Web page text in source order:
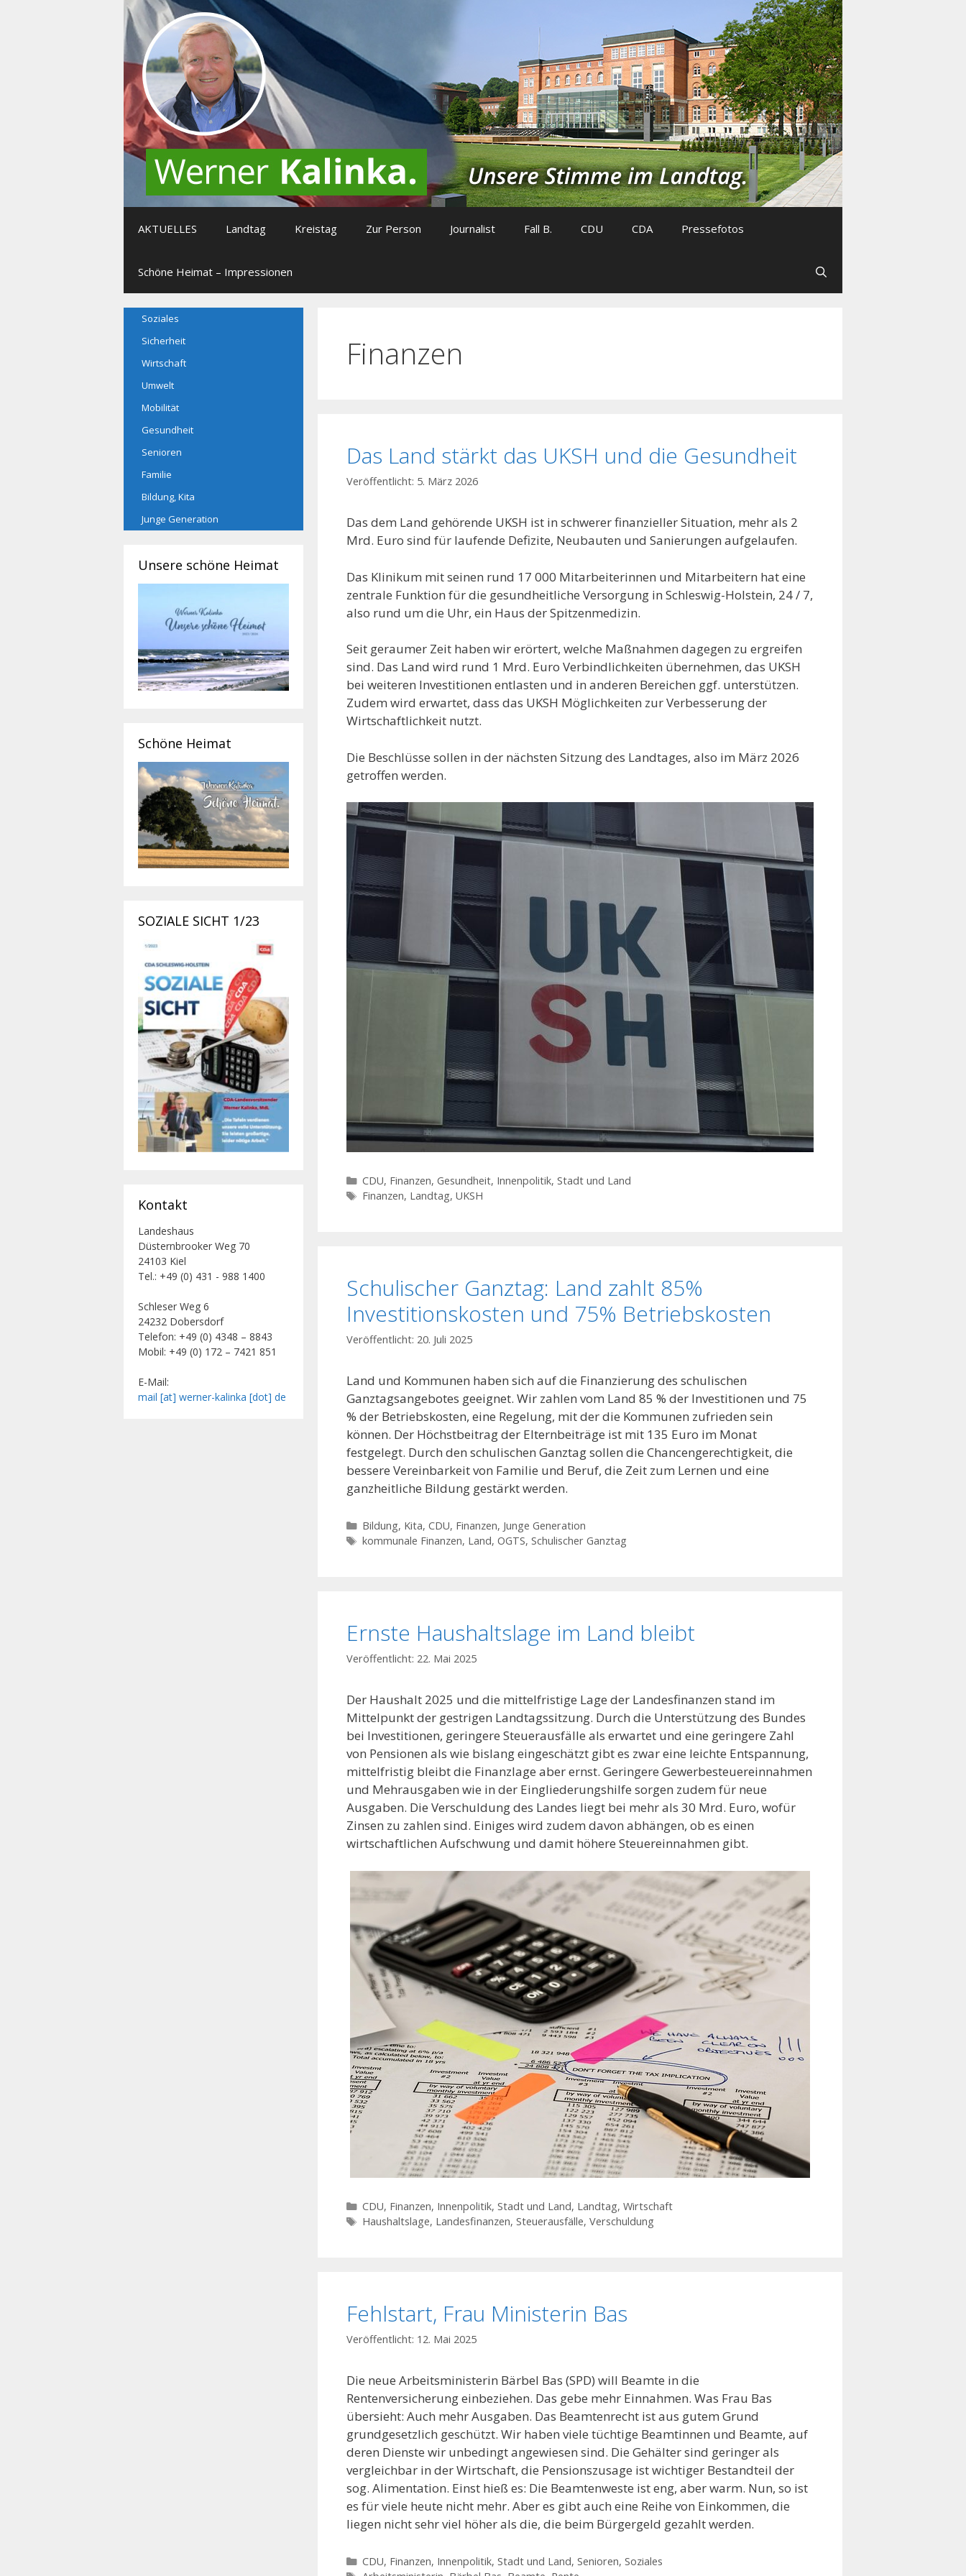
AKTUELLES Landtag Kreistag Zur Person Journalist Fall B. CDU CDA Pressefotos
Schöne Heimat – Impressionen
Finanzen
Das Land stärkt das UKSH und die Gesundheit
5. März 2026
Das dem Land gehörende UKSH ist in schwerer finanzieller Situation, mehr als 2
Mrd. Euro sind für laufende Defizite, Neubauten und Sanierungen aufgelaufen.
Das Klinikum mit seinen rund 17 000 Mitarbeiterinnen und Mitarbeitern hat eine
zentrale Funktion für die gesundheitliche Versorgung in Schleswig-Holstein, 24 / 7,
also rund um die Uhr, ein Haus der Spitzenmedizin.
Seit geraumer Zeit haben wir erörtert, welche Maßnahmen dagegen zu ergreifen
sind. Das Land wird rund 1 Mrd. Euro Verbindlichkeiten übernehmen, das UKSH
bei weiteren Investitionen entlasten und in anderen Bereichen ggf. unterstützen.
Zudem wird erwartet, dass das UKSH Möglichkeiten zur Verbesserung der
Wirtschaftlichkeit nutzt.
Die Beschlüsse sollen in der nächsten Sitzung des Landtages, also im März 2026
getroffen werden.
Kategorien
CDU, Finanzen, Gesundheit, Innenpolitik, Stadt und Land
Schlagwörter
Finanzen, Landtag, UKSH
Schulischer Ganztag: Land zahlt 85%
Investitionskosten und 75% Betriebskosten
20. Juli 2025
Land und Kommunen haben sich auf die Finanzierung des schulischen
Ganztagsangebotes geeignet. Wir zahlen vom Land 85 % der Investitionen und 75
% der Betriebskosten, eine Regelung, mit der die Kommunen zufrieden sein
können. Der Höchstbeitrag der Elternbeiträge ist mit 135 Euro im Monat
festgelegt. Durch den schulischen Ganztag sollen die Chancengerechtigkeit, die
bessere Vereinbarkeit von Familie und Beruf, die Zeit zum Lernen und eine
ganzheitliche Bildung gestärkt werden.
Kategorien
Bildung, Kita, CDU, Finanzen, Junge Generation
Schlagwörter
kommunale Finanzen, Land, OGTS, Schulischer Ganztag
Ernste Haushaltslage im Land bleibt
22. Mai 2025
Der Haushalt 2025 und die mittelfristige Lage der Landesfinanzen stand im
Mittelpunkt der gestrigen Landtagssitzung. Durch die Unterstützung des Bundes
bei Investitionen, geringere Steuerausfälle als erwartet und eine geringere Zahl
von Pensionen als wie bislang eingeschätzt gibt es zwar eine leichte Entspannung,
mittelfristig bleibt die Finanzlage aber ernst. Geringere Gewerbesteuereinnahmen
und Mehrausgaben wie in der Eingliederungshilfe sorgen zudem für neue
Ausgaben. Die Verschuldung des Landes liegt bei mehr als 30 Mrd. Euro, wofür
Zinsen zu zahlen sind. Einiges wird zudem davon abhängen, ob es einen
wirtschaftlichen Aufschwung und damit höhere Steuereinnahmen gibt.
Kategorien
CDU, Finanzen, Innenpolitik, Stadt und Land, Landtag, Wirtschaft
Schlagwörter
Haushaltslage, Landesfinanzen, Steuerausfälle, Verschuldung
Fehlstart, Frau Ministerin Bas
12. Mai 2025
Die neue Arbeitsministerin Bärbel Bas (SPD) will Beamte in die
Rentenversicherung einbeziehen. Das gebe mehr Einnahmen. Was Frau Bas
übersieht: Auch mehr Ausgaben. Das Beamtenrecht ist aus gutem Grund
grundgesetzlich geschützt. Wir haben viele tüchtige Beamtinnen und Beamte, auf
deren Dienste wir unbedingt angewiesen sind. Die Gehälter sind geringer als
vergleichbar in der Wirtschaft, die Pensionszusage ist wichtiger Bestandteil der
sog. Alimentation. Einst hieß es: Die Beamtenweste ist eng, aber warm. Nun, so ist
es für viele heute nicht mehr. Aber es gibt auch eine Reihe von Einkommen, die
liegen nicht sehr viel höher als die, die beim Bürgergeld gezahlt werden.
Kategorien
CDU, Finanzen, Innenpolitik, Stadt und Land, Senioren, Soziales
Soziales
Sicherheit
Wirtschaft
Umwelt
Mobilität
Gesundheit
Senioren
Familie
Bildung, Kita
Junge Generation
Unsere schöne Heimat
Schöne Heimat
SOZIALE SICHT 1/23
Kontakt
Landeshaus
Düsternbrooker Weg 70
24103 Kiel
Tel.: +49 (0) 431 - 988 1400
Schleser Weg 6
24232 Dobersdorf
Telefon: +49 (0) 4348 – 8843
Mobil: +49 (0) 172 – 7421 851
E-Mail:
mail [at] werner-kalinka [dot] de